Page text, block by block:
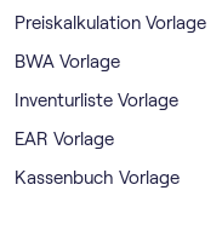
Preiskalkulation Vorlage
BWA Vorlage
Inventurliste Vorlage
EAR Vorlage
Kassenbuch Vorlage